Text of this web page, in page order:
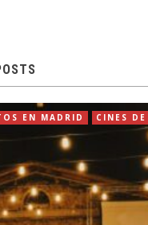
EN MADRID CINES